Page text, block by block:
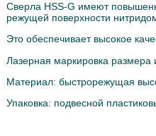
Сверла HSS-G имеют
режущей поверхности
Это обеспечивает высокое
Лазерная маркировка размера
Материал: быстрорежущая
Упаковка: подвесной